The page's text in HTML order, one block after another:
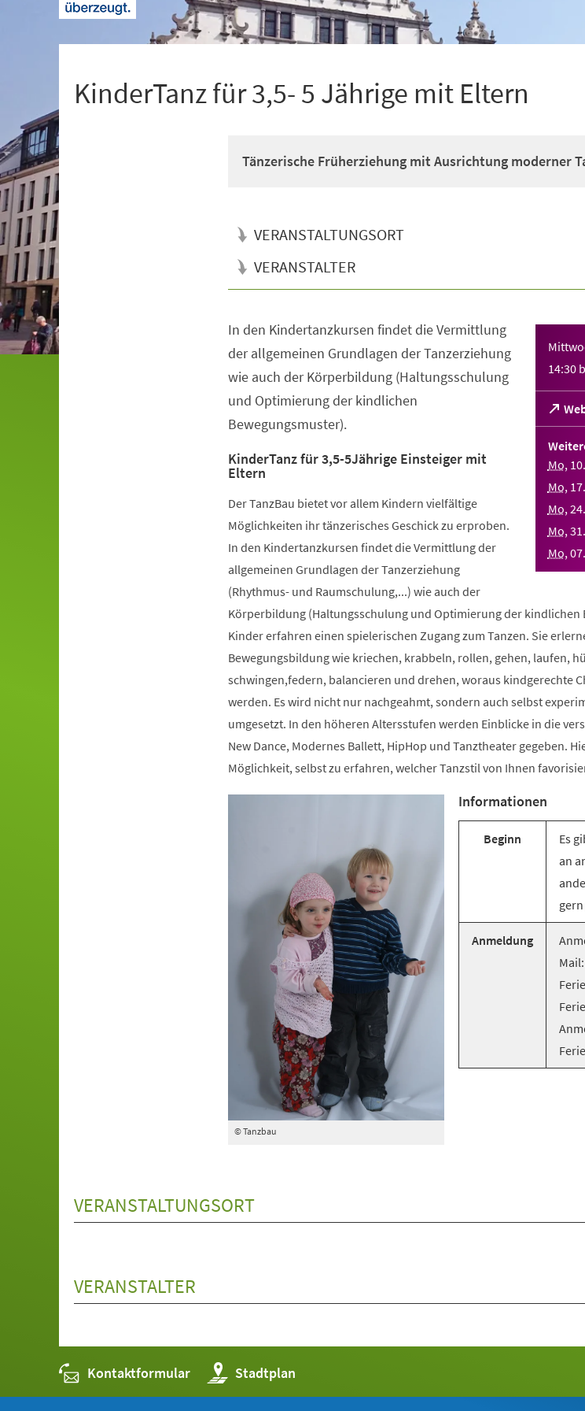
KinderTanz für 3,5- 5 Jährige mit Eltern
Tänzerische Früherziehung mit Ausrichtung moderner
VERANSTALTUNGSORT
VERANSTALTER
14:30
in
einem
Tab)
Mo, 10.
Mo, 17.
Mo,24.
Mo,31.
Mo,07.
In den Kindertanzkursen findet die Vermittlung
der allgemeinen Grundlagen der Tanzerziehung
wie auch der Körperbildung (Haltungsschulung
und Optimierung der kindlichen
Bewegungsmuster).
KinderTanz für 3,5-5Jährige Einsteiger mit
Eltern
Der TanzBau bietet vor allem Kindern vielfältige
Möglichkeiten ihr tänzerisches Geschick zu erproben.
In den Kindertanzkursen findet die Vermittlung der
allgemeinen Grundlagen der Tanzerziehung
(Rhythmus- und Raumschulung,...) wie auch der
Körperbildung (Haltungsschulung und Optimierung der kindlichen
Kinder erfahren einen spielerischen Zugang zum Tanzen. Sie
Bewegungsbildung wie kriechen, krabbeln, rollen, gehen, laufen,
schwingen,federn, balancieren und drehen, woraus kindgerechte
werden. Es wird nicht nur nachgeahmt, sondern auch selbst
umgesetzt. In den höheren Altersstufen werden Einblicke in die
New Dance, Modernes Ballett, HipHop und Tanztheater gegeben.
Möglichkeit, selbst zu erfahren, welcher Tanzstil von Ihnen
© Tanzbau
Informationen
Beginn
Es
an
Anmeldung
VERANSTALTUNGSORT
VERANSTALTER
Kontaktformular Stadtplan
(Öffnet
in
einem